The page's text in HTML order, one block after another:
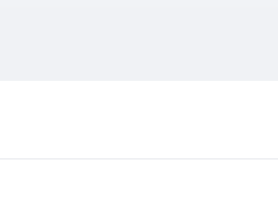
。一、协同过滤：找到与你兴趣